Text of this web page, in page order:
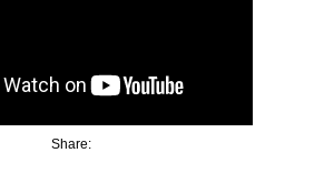
Share: